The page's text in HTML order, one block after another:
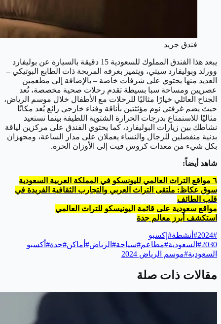
فندق جريد
يبعد هذا الفندق المملوك للسعودية 15 دقيقة بالسيارة عن بوليفارد
وورلد وبوليفارد سيتي، ويتميز بغرفه المريحة ذات الطابع البوتيكي –
العديد منها يحتوي على شرفات خاصة – بالإضافة إلى مطعمين
عصريين ومساحة سبا بسيطة تقدم رحلات صحية مخصصة، تُعد
الجناح العائلي خيارًا مثاليًا للرحلات مع الأطفال خلال موسم الرياض،
حيث يضم غرفتي نوم مؤثثتين بأناقة وفناء خارجي رائع يُعد مكانًا
مثاليًا للاستمتاع بدرجات الحرارة الشتوية اللطيفة بينما تستعيد
نشاطك بين زيارات البوليفارد، كما يحتوي الفندق على مركزين لياقة
بدنية منفصلين للرجال والنساء يعملان على مدار الساعة، ومجهزان
بكل شيء من معدات كروس فيت إلى الأوزان الحرة.
شاهد أيضاً:
٦ مواقع التراث العالمي لليونسكو في المملكة العربية السعودية
سوق عكاظ: ملتقى التراث العربي والتجارب الثقافية الفريدة في
قلب الطائف
مواقع سعودية على قائمة اليونيسكو للتراث العالمي
استكشف أبرز معالم جدة
#2024# أنشطة# إكسبو
2030
# السعودية#مطاعم#سياحة# الرياض# أماكن#جدة# أكسبو
السعودية#موسم الرياض 2024
مقالات ذات صلة